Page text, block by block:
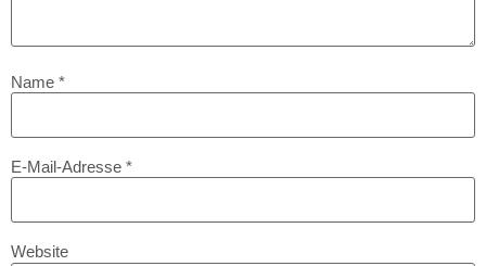
Name *
E-Mail-Adresse *
Website